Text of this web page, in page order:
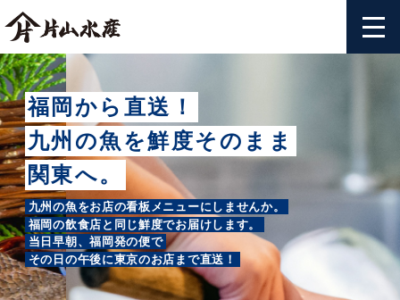
福岡から直送！
九州の魚を鮮度そのまま
関東へ。
九州の魚をお店の看板メニューにしませんか。
福岡の飲食店と同じ鮮度でお届けします。
当日早朝、福岡発の便で
その日の午後に東京のお店まで直送！